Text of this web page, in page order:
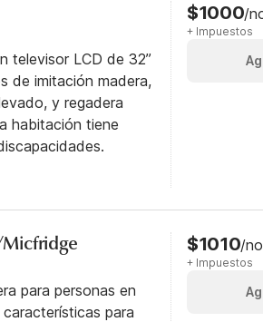
televisor LCD de 32”
de imitación madera,
y regadera
habitación tiene
$1000/
+ Impuestos
para personas en
para
$1010/
+ Impuestos